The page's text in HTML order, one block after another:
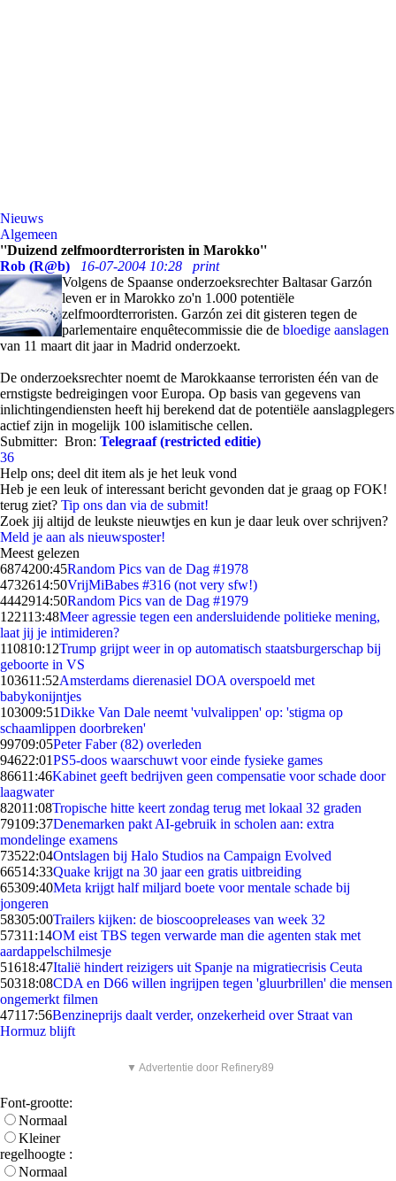
Nieuws
Algemeen
''Duizend zelfmoordterroristen in Marokko''
Rob (R@b)
16-07-2004 10:28
print
Volgens de Spaanse onderzoeksrechter Baltasar Garzón
leven er in Marokko zo'n 1.000 potentiële
zelfmoordterroristen. Garzón zei dit gisteren tegen de
parlementaire enquêtecommissie die de bloedige aanslagen
van 11 maart dit jaar in Madrid onderzoekt.
De onderzoeksrechter noemt de Marokkaanse terroristen één van de
ernstigste bedreigingen voor Europa. Op basis van gegevens van
inlichtingendiensten heeft hij berekend dat de potentiële aanslagplegers
actief zijn in mogelijk 100 islamitische cellen.
Submitter: Bron: Telegraaf (restricted editie)
36
Help ons; deel dit item als je het leuk vond
Heb je een leuk of interessant bericht gevonden dat je graag op FOK!
terug ziet? Tip ons dan via de submit!
Zoek jij altijd de leukste nieuwtjes en kun je daar leuk over schrijven?
Meld je aan als nieuwsposter!
Meest gelezen
6874200:45Random Pics van de Dag #1978
4732614:50VrijMiBabes #316 (not very sfw!)
4442914:50Random Pics van de Dag #1979
122113:48Meer agressie tegen een andersluidende politieke mening,
laat jij je intimideren?
110810:12Trump grijpt weer in op automatisch staatsburgerschap bij
geboorte in VS
103611:52Amsterdams dierenasiel DOA overspoeld met
babykonijntjes
103009:51Dikke Van Dale neemt 'vulvalippen' op: 'stigma op
schaamlippen doorbreken'
99709:05Peter Faber (82) overleden
94622:01PS5-doos waarschuwt voor einde fysieke games
86611:46Kabinet geeft bedrijven geen compensatie voor schade door
laagwater
82011:08Tropische hitte keert zondag terug met lokaal 32 graden
79109:37Denemarken pakt AI-gebruik in scholen aan: extra
mondelinge examens
73522:04Ontslagen bij Halo Studios na Campaign Evolved
66514:33Quake krijgt na 30 jaar een gratis uitbreiding
65309:40Meta krijgt half miljard boete voor mentale schade bij
jongeren
58305:00Trailers kijken: de bioscoopreleases van week 32
57311:14OM eist TBS tegen verwarde man die agenten stak met
aardappelschilmesje
51618:47Italië hindert reizigers uit Spanje na migratiecrisis Ceuta
50318:08CDA en D66 willen ingrijpen tegen 'gluurbrillen' die mensen
ongemerkt filmen
47117:56Benzineprijs daalt verder, onzekerheid over Straat van
Hormuz blijft
▼ Advertentie door Refinery89
Font-grootte:
Normaal
Kleiner
regelhoogte :
Normaal